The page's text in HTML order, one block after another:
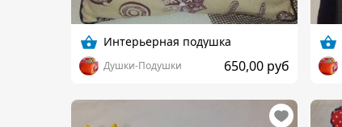
Интерьерная подушка
Душки-Подушки 650,00 руб